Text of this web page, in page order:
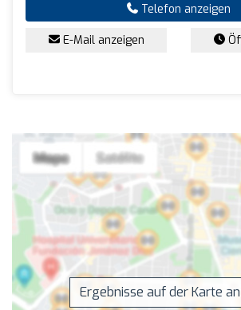
Telefon anzeigen
E-Mail anzeigen
Ergebnisse auf der Karte